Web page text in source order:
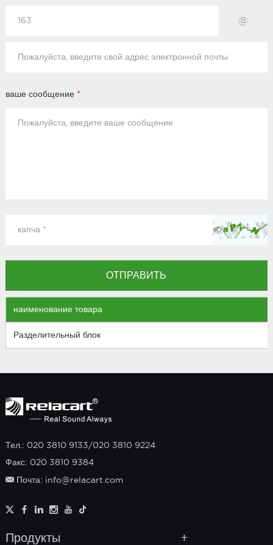
@
ваше сообщение *
наименование товара
Разделительный блок
Тел.: 020 3810 9133/020 3810 9224
Факс: 020 3810 9384
Почта: info@relacart.com
Продукты